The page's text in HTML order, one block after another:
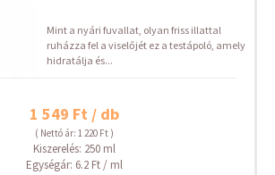
Mint a nyári fuvallat, olyan friss illattal
ruházza fel a viselőjét ez a testápoló, amely
hidratálja és...
1 549 Ft / db
( Nettó ár: 1 220 Ft )
Kiszerelés: 250 ml
Egységár: 6.2 Ft / ml